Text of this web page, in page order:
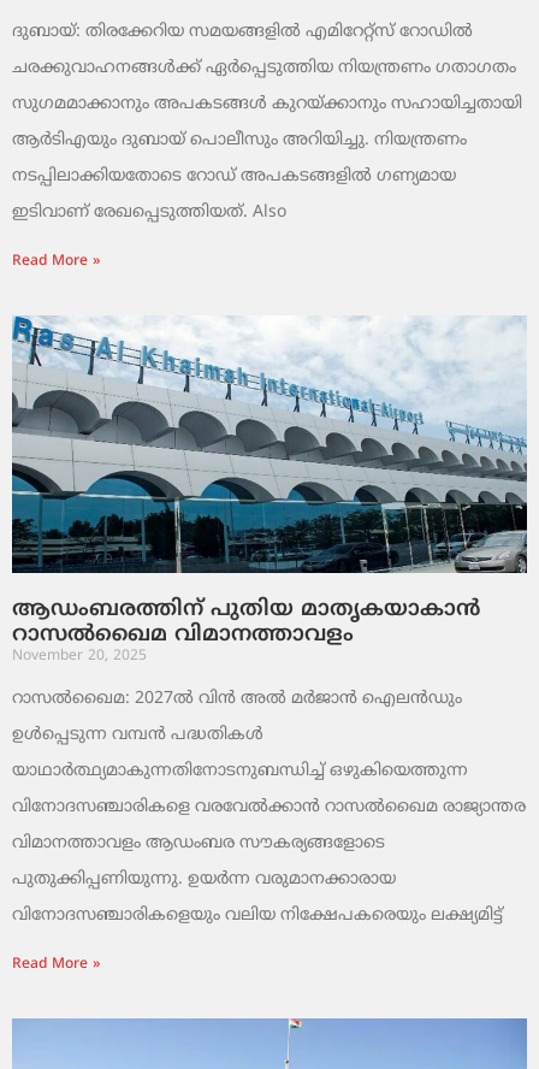
ദുബായ്: തിരക്കേറിയ സമയങ്ങളിൽ എമിറേറ്റ്സ് റോഡിൽ
ചരക്കുവാഹനങ്ങൾക്ക് ഏർപ്പെടുത്തിയ നിയന്ത്രണം ഗതാഗതം
സുഗമമാക്കാനും അപകടങ്ങൾ കുറയ്ക്കാനും സഹായിച്ചതായി
ആർടിഎയും ദുബായ് പൊലീസും അറിയിച്ചു. നിയന്ത്രണം
നടപ്പിലാക്കിയതോടെ റോഡ് അപകടങ്ങളിൽ ഗണ്യമായ
ഇടിവാണ് രേഖപ്പെടുത്തിയത്. Also
Read More »
ആഡംബരത്തിന് പുതിയ മാതൃകയാകാൻ
റാസൽഖൈമ വിമാനത്താവളം
November 20, 2025
റാസൽഖൈമ: 2027ൽ വിൻ അൽ മർജാൻ ഐലൻഡും
ഉൾപ്പെടുന്ന വമ്പൻ പദ്ധതികൾ
യാഥാർത്ഥ്യമാകുന്നതിനോടനുബന്ധിച്ച് ഒഴുകിയെത്തുന്ന
വിനോദസഞ്ചാരികളെ വരവേൽക്കാൻ റാസൽഖൈമ രാജ്യാന്തര
വിമാനത്താവളം ആഡംബര സൗകര്യങ്ങളോടെ
പുതുക്കിപ്പണിയുന്നു. ഉയർന്ന വരുമാനക്കാരായ
വിനോദസഞ്ചാരികളെയും വലിയ നിക്ഷേപകരെയും ലക്ഷ്യമിട്ട്
Read More »